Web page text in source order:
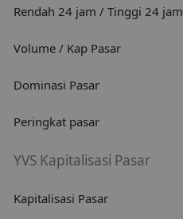
Rendah 24 jam / Tinggi 24 jam
Volume / Kap Pasar
Dominasi Pasar
Peringkat pasar
YVS Kapitalisasi Pasar
Kapitalisasi Pasar